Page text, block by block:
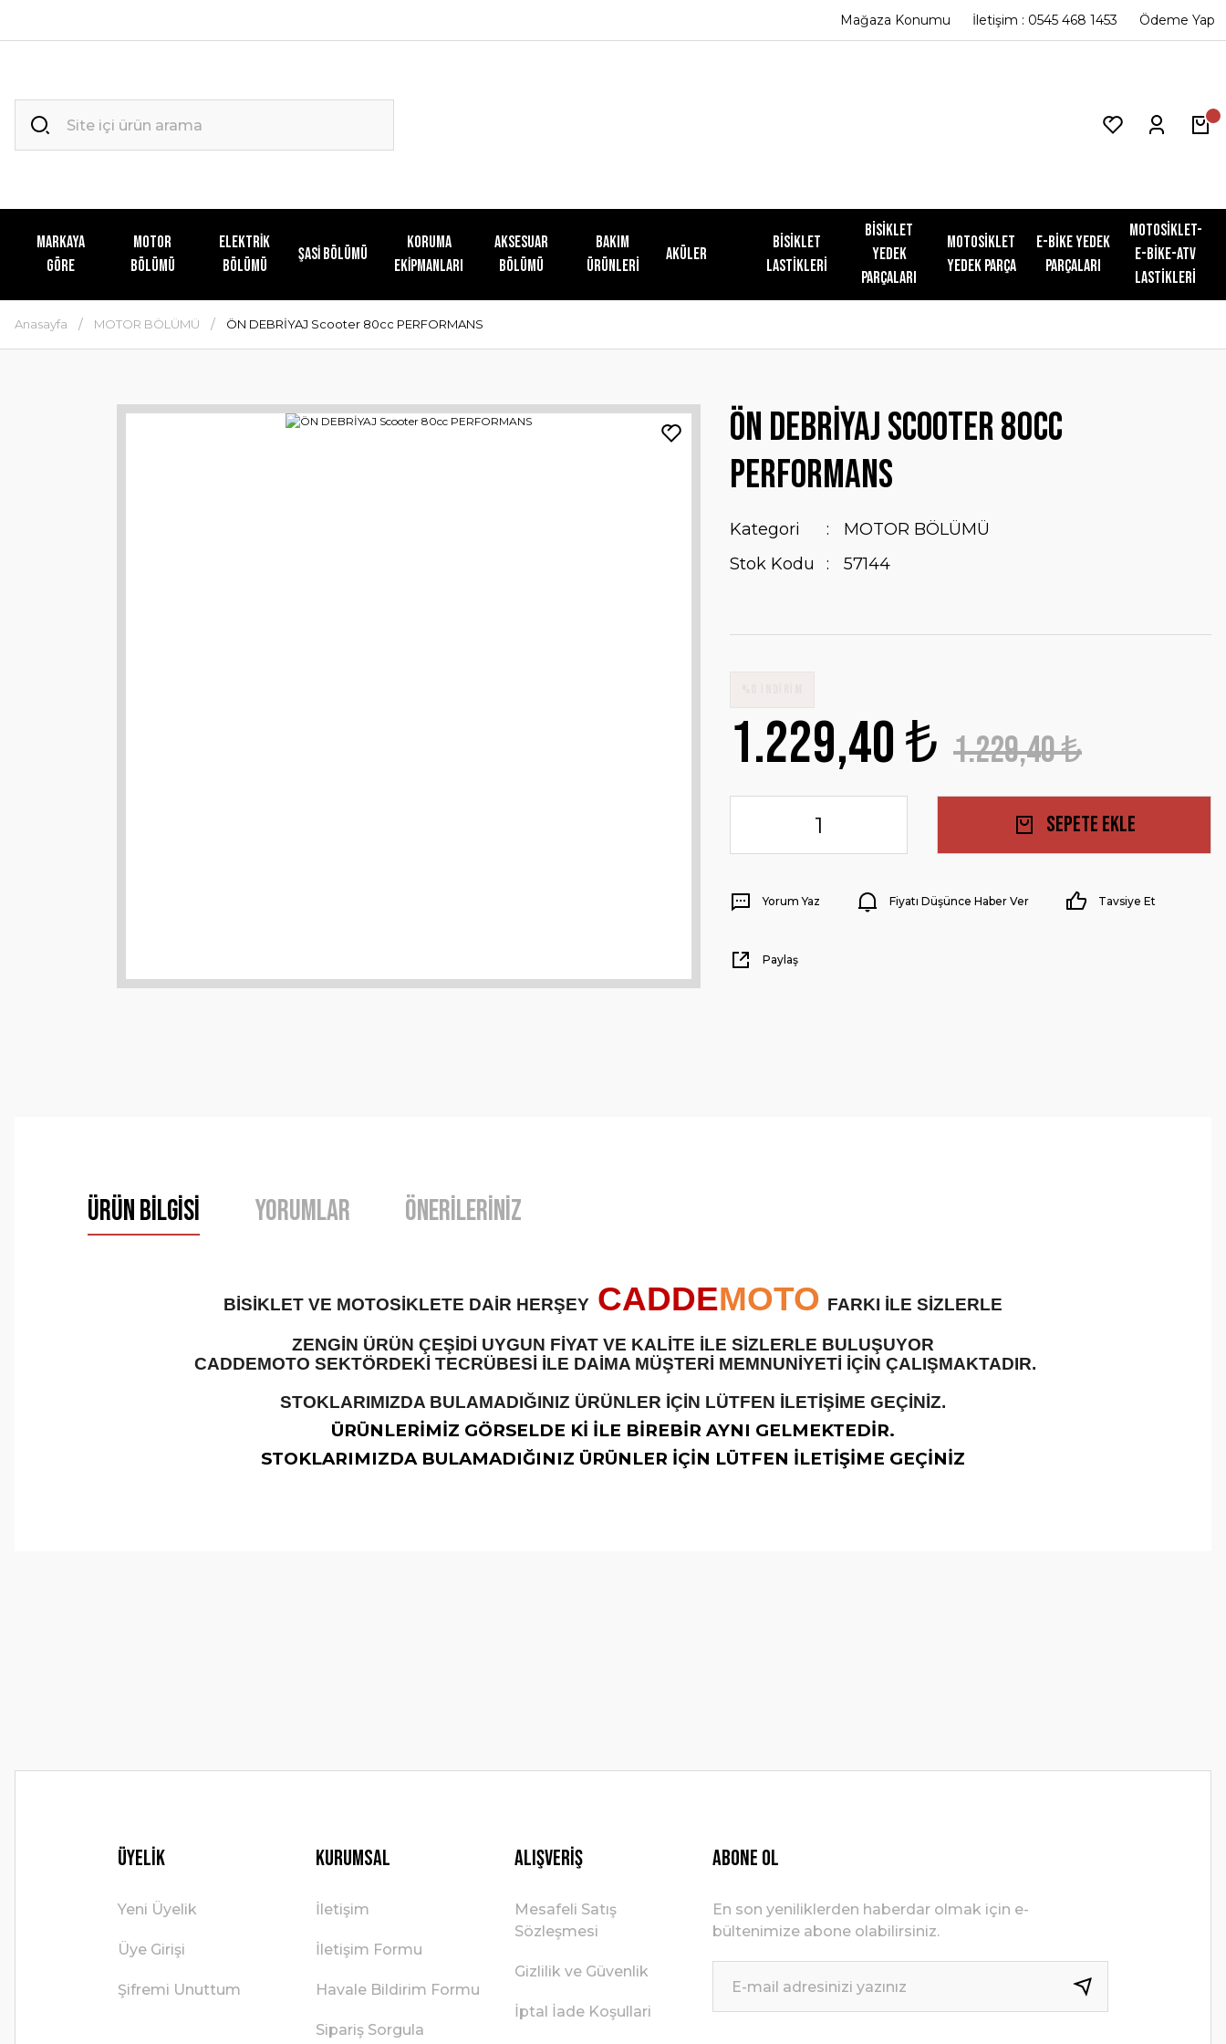
Mağaza Konumu İletişim : 0545 468 1453 Ödeme Yap
MARKAYA
GÖRE
MOTOR
BÖLÜMÜ
ELEKTRİK
BÖLÜMÜ
ŞASİ BÖLÜMÜ
KORUMA
EKİPMANLARI
AKSESUAR
BÖLÜMÜ
Bakım
Ürünleri
Aküler
Bisiklet
Lastikleri
Bisiklet
Yedek
Parçaları
Motosiklet
Yedek Parça
E-Bike Yedek
Parçaları
Motosiklet-
E-Bike-ATV
Lastikleri
Anasayfa MOTOR BÖLÜMÜ ÖN DEBRİYAJ Scooter 80cc PERFORMANS
ÖN DEBRİYAJ Scooter 80cc
PERFORMANS
Kategori
MOTOR BÖLÜMÜ
Stok Kodu
57144
1.229,40 ₺ 1.229,40 ₺
Sepete Ekle
Yorum Yaz Fiyatı Düşünce Haber Ver Tavsiye Et
Paylaş
Ürün Bilgisi Yorumlar Önerileriniz
BİSİKLET VE MOTOSİKLETE DAİR HERŞEY CADDEMOTO FARKI İLE SİZLERLE
ZENGİN ÜRÜN ÇEŞİDİ UYGUN FİYAT VE KALİTE İLE SİZLERLE BULUŞUYOR
CADDEMOTO SEKTÖRDEKİ TECRÜBESİ İLE DAİMA MÜŞTERİ MEMNUNİYETİ İÇİN ÇALIŞMAKTADIR.
STOKLARIMIZDA BULAMADIĞINIZ ÜRÜNLER İÇİN LÜTFEN İLETİŞİME GEÇİNİZ.
ÜRÜNLERİMİZ GÖRSELDE Kİ İLE BİREBİR AYNI GELMEKTEDİR.
STOKLARIMIZDA BULAMADIĞINIZ ÜRÜNLER İÇİN LÜTFEN İLETİŞİME GEÇİNİZ
Üyelik
Yeni Üyelik
Üye Girişi
Şifremi Unuttum
Kurumsal
İletişim
İletişim Formu
Havale Bildirim Formu
Sipariş Sorgula
Alışveriş
Mesafeli Satış
Sözleşmesi
Gizlilik ve Güvenlik
İptal İade Koşullari
ABONE OL
En son yeniliklerden haberdar olmak için e-
bültenimize abone olabilirsiniz.